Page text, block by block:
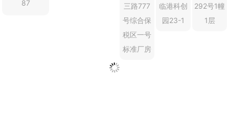
创恒激光阀芯焊接工作站
新能源汽车零配件激光焊接机
87
三路777
号综合保
税区一号
标准厂房
临港科创
园23-1
292号1幢
1层